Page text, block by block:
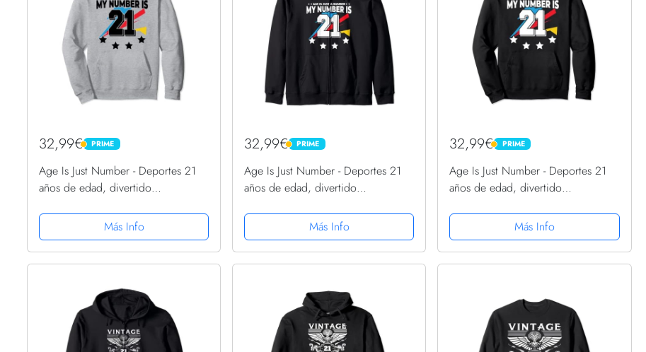
32,99€ PRIME
PRIME
Age Is Just Number - Deportes 21
años de edad, divertido
Capucha
Más Info
32,99€ PRIME
PRIME
Age Is Just Number - Deportes 21
años de edad, divertido
Capucha
Más Info
32,99€ PRIME
PRIME
Age Is Just Number - Deportes 21
años de edad, divertido
Capucha
Más Info